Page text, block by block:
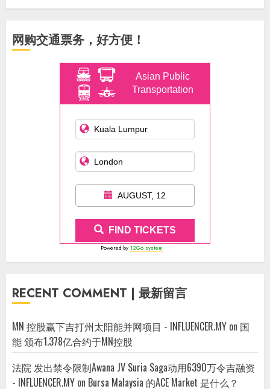
网购交通票务，好方便！
Asian Public
Transportation
AUGUST, 12
FIND TICKETS
Powered by 12Go system
RECENT COMMENT | 最新留言
MN 控股赢下吉打州太阳能并网项目 - INFLUENCER.MY on 国
能 颁布1.378亿合约于MN控股
法院 发出禁令限制Awana JV Suria Saga动用6390万令吉融资
- INFLUENCER.MY on Bursa Malaysia 的ACE Market 是什么？